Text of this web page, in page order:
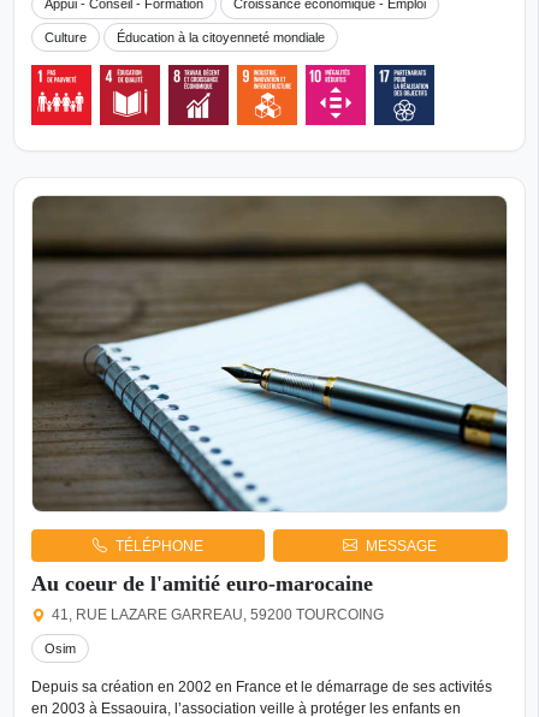
Appui - Conseil - Formation Croissance économique - Emploi
Culture Éducation à la citoyenneté mondiale
TÉLÉPHONE MESSAGE
Au coeur de l'amitié euro-marocaine
41, RUE LAZARE GARREAU, 59200 TOURCOING
Osim
Depuis sa création en 2002 en France et le démarrage de ses activités
en 2003 à Essaouira, l’association veille à protéger les enfants en